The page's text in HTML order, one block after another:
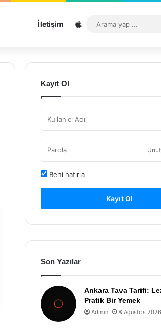
İletişim Sitemap
Kayıt Ol
Beni hatırla
Kayıt Ol
Son Yazılar
Ankara Tava Tarifi:
Pratik Bir Yemek
Admin 8 Ağustos 2026